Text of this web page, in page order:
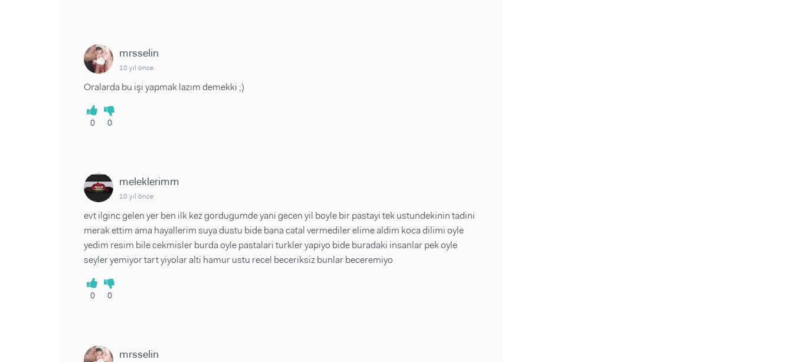
mrsselin
10 yıl önce
Oralarda bu işi yapmak lazım demekki ;)
0 0
meleklerimm
10 yıl önce
evt ilginc gelen yer ben ilk kez gordugumde yani gecen yil boyle bir pastayi tek ustundekinin tadini
merak ettim ama hayallerim suya dustu bide bana catal vermediler elime aldim koca dilimi oyle
yedim resim bile cekmisler burda oyle pastalari turkler yapiyo bide buradaki insanlar pek oyle
seyler yemiyor tart yiyolar alti hamur ustu recel beceriksiz bunlar beceremiyo
0 0
mrsselin